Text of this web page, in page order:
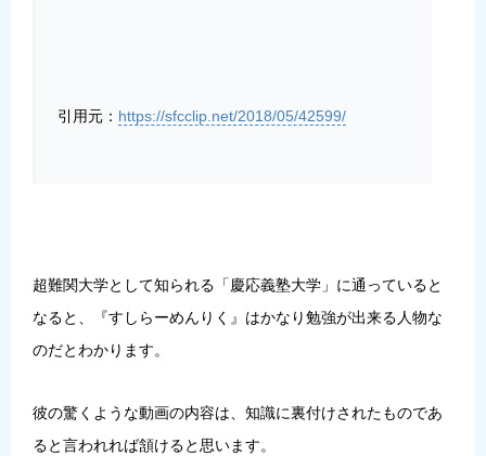
引用元： https://sfcclip.net/2018/05/42599/
超難関大学として知られる「慶応義塾大学」に通っていると
なると、『すしらーめんりく』はかなり勉強が出来る人物な
のだとわかります。
彼の驚くような動画の内容は、知識に裏付けされたものであ
ると言われれば頷けると思います。